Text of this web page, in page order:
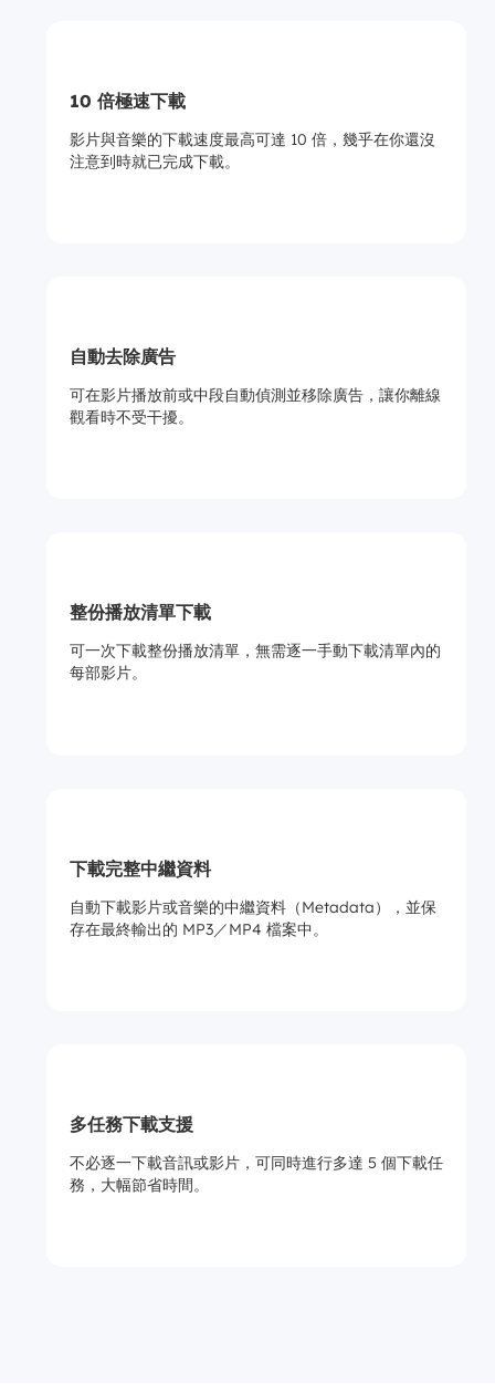
10 倍極速下載
影片與音樂的下載速度最高可達 10 倍，幾乎在你還沒
注意到時就已完成下載。
自動去除廣告
可在影片播放前或中段自動偵測並移除廣告，讓你離線
觀看時不受干擾。
整份播放清單下載
可一次下載整份播放清單，無需逐一手動下載清單內的
每部影片。
下載完整中繼資料
自動下載影片或音樂的中繼資料（Metadata），並保
存在最終輸出的 MP3／MP4 檔案中。
多任務下載支援
不必逐一下載音訊或影片，可同時進行多達 5 個下載任
務，大幅節省時間。